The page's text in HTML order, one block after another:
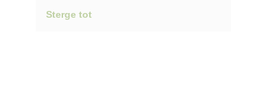
Sterge tot